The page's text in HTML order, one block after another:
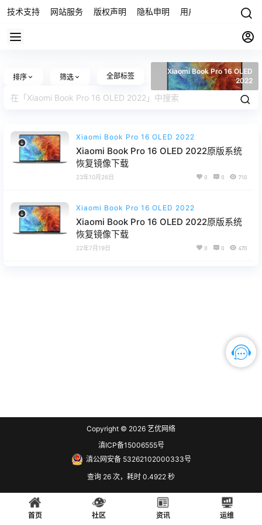
技术支持 网站服务 版权声明 隐私申明 用户协议 联系我们
排序 筛选 全部标签
Xiaomi Book Pro 16 OLED
2022
Xiaomi Book Pro 16 OLED 2022
Xiaomi Book Pro 16 OLED 2022原版系统
恢复镜像下载
23年10月26日 0 0 710
Xiaomi Book Pro 16 OLED 2022
Xiaomi Book Pro 16 OLED 2022原版系统
恢复镜像下载
22年7月19日 0 0 470
Copyright © 2026 艺优网络
滇ICP备15006555号
滇公网安备 53262102000333号
查询 26 次，耗时 0.4922 秒
首页 社区 资讯 运维